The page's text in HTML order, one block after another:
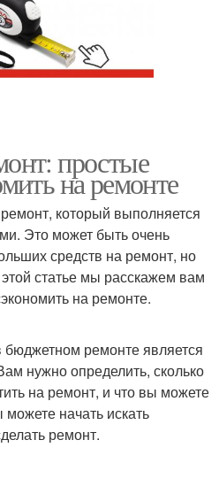
простые
на ремонте
который выполняется
Это может быть очень
средств на ремонт, но
статье мы расскажем вам
на ремонте.
ремонте является
нужно определить, сколько
на ремонт, и что вы можете
начать искать
ремонт.